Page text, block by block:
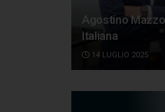
Agostino
Italiana
14 LUGLIO 2025